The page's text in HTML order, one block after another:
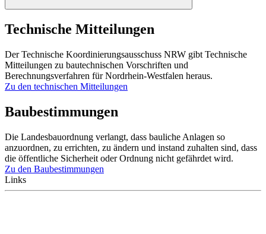
Technische Mitteilungen
Der Technische Koordinierungsausschuss NRW gibt Technische
Mitteilungen zu bautechnischen Vorschriften und
Berechnungsverfahren für Nordrhein-Westfalen heraus.
Zu den technischen Mitteilungen
Baubestimmungen
Die Landesbauordnung verlangt, dass bauliche Anlagen so
anzuordnen, zu errichten, zu ändern und instand zuhalten sind, dass
die öffentliche Sicherheit oder Ordnung nicht gefährdet wird.
Zu den Baubestimmungen
Links